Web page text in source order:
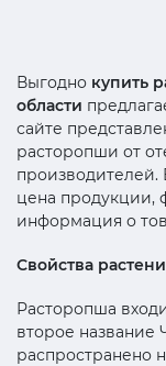
Выгодно купить
области
сайте
расторопши от
производителей.
цена продукции,
информация о
Свойства
Расторопша
второе название
распространено